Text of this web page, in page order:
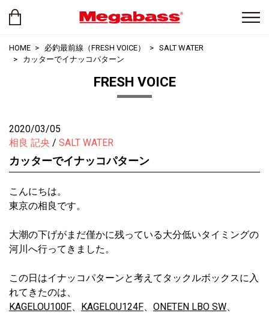
HOME 必釣最前線（FRESH VOICE）
SALT WATER
カッターでイナッコパターン
FRESH VOICE
2020/03/05
相良 記央
SALT WATER
カッターでイナッコパターン
こんにちは。
東京の相良です。
大潮の下げがまだ僅かに残っている大分低いタイミングの
河川へ行ってきました。
この日はイナッコパターンと考えてタックルボックスに入
れてきたのは、
KAGELOU100F、 KAGELOU124F、 ONETEN LBO SW、